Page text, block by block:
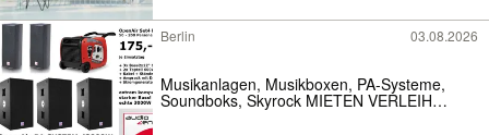
Berlin 03.08.2026
Musikanlagen, Musikboxen, PA-Systeme,
Soundboks, Skyrock MIETEN VERLEIH